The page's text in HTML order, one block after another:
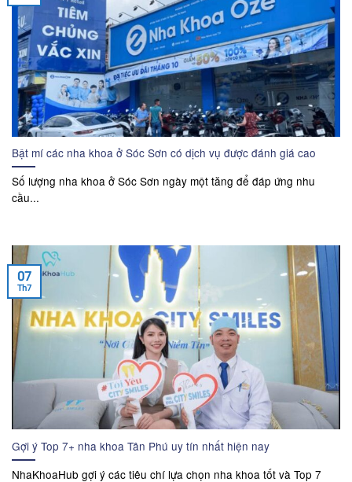
Bật mí các nha khoa ở Sóc Sơn có dịch vụ được đánh giá cao
Số lượng nha khoa ở Sóc Sơn ngày một tăng để đáp ứng nhu
cầu...
Gợi ý Top 7+ nha khoa Tân Phú uy tín nhất hiện nay
NhaKhoaHub gợi ý các tiêu chí lựa chọn nha khoa tốt và Top 7
07
Th7